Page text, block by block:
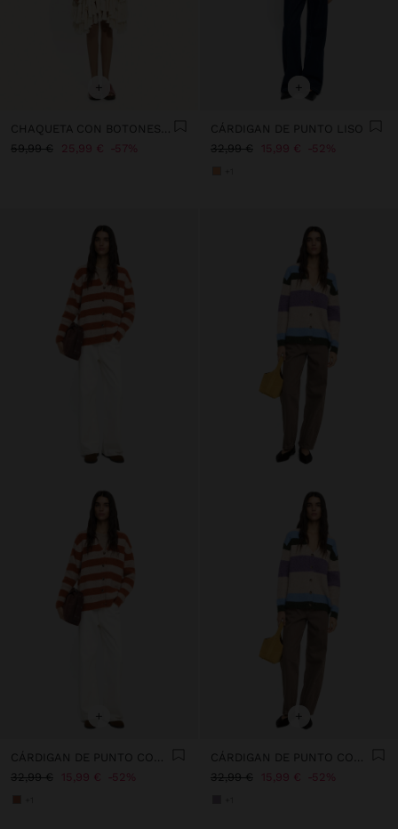
+
59,99 €
25,99 € 57%
+
CÁRDIGAN DE PUNTO LISO
32,99 €
15,99 € 52%
+
CÁRDIGAN DE PUNTO CON RAYAS
32,99 €
15,99 € 52%
+
CÁRDIGAN DE PUNTO CON RAYAS
32,99 €
15,99 € 52%